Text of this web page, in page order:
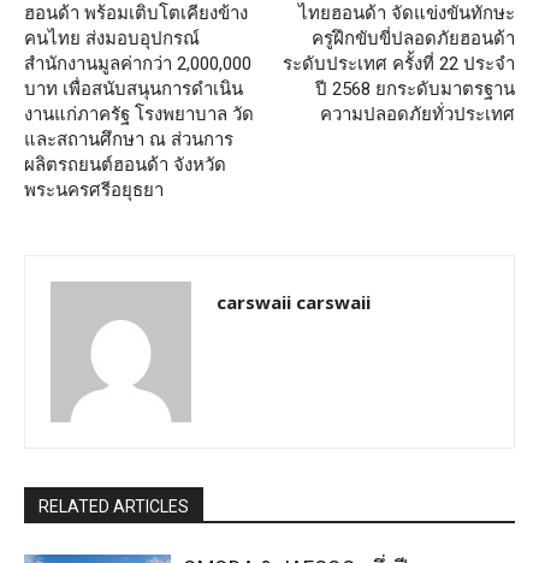
ฮอนด้า พร้อมเติบโตเคียงข้าง
คนไทย ส่งมอบอุปกรณ์
สำนักงานมูลค่ากว่า 2,000,000
บาท เพื่อสนับสนุนการดำเนิน
งานแก่ภาครัฐ โรงพยาบาล วัด
และสถานศึกษา ณ ส่วนการ
ผลิตรถยนต์ฮอนด้า จังหวัด
พระนครศรีอยุธยา
ไทยฮอนด้า จัดแข่งขันทักษะ
ครูฝึกขับขี่ปลอดภัยฮอนด้า
ระดับประเทศ ครั้งที่ 22 ประจำ
ปี 2568 ยกระดับมาตรฐาน
ความปลอดภัยทั่วประเทศ
carswaii carswaii
RELATED ARTICLES